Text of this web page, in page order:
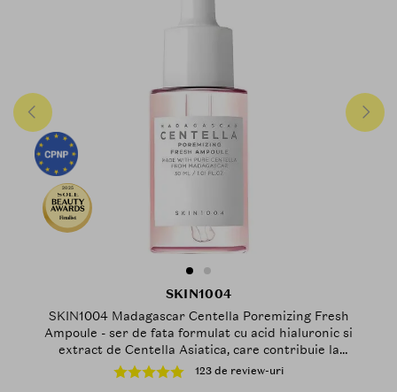
2025
Finalist
SKIN1004
SKIN1004 Madagascar Centella Poremizing Fresh
Ampoule - ser de fata formulat cu acid hialuronic si
extract de Centella Asiatica, care contribuie la
hidratarea pielii si la mentinerea confortului cutanat
- 30 ml
123 de review-uri